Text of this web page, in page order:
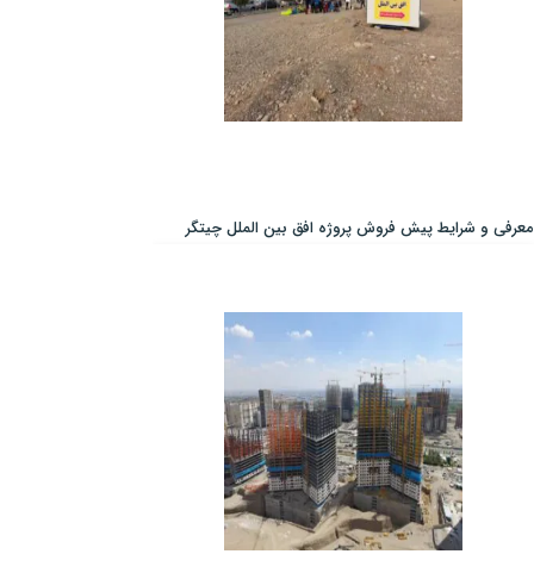
معرفی و شرایط پیش فروش پروژه افق بین الملل چیتگر